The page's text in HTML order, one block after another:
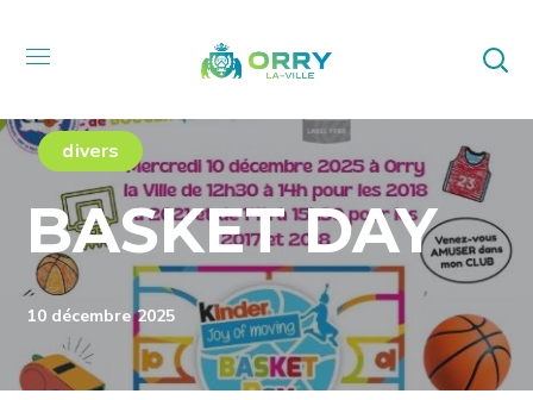
divers
BASKET DAY
10 décembre 2025